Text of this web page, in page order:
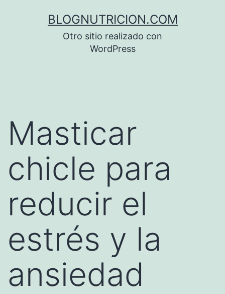
BLOGNUTRICION.COM
Otro sitio realizado con
WordPress
Masticar
chicle para
reducir el
estrés y la
ansiedad